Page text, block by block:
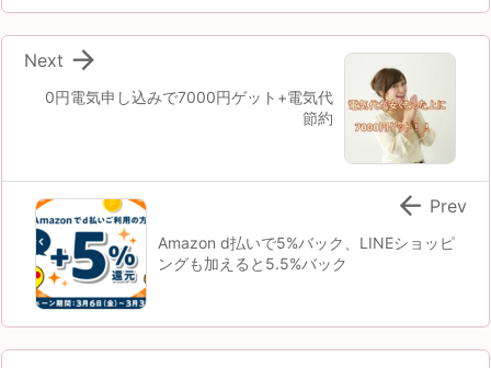
0円電気申し込みで7000円ゲット+電気代
節約

Next
Amazon d払いで5%バック、LINEショッピ
ングも加えると5.5%バック
 Prev